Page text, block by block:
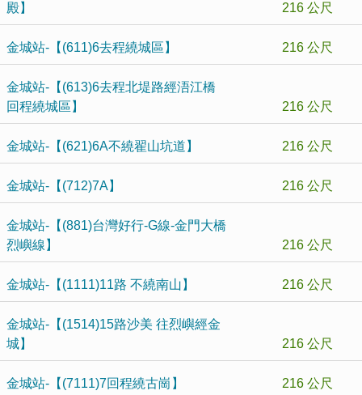
殿】
216 公尺
金城站-【(611)6去程繞城區】 216 公尺
金城站-【(613)6去程北堤路經浯江橋
回程繞城區】
216 公尺
金城站-【(621)6A不繞翟山坑道】 216 公尺
金城站-【(712)7A】 216 公尺
金城站-【(881)台灣好行-G線-金門大橋
烈嶼線】
216 公尺
金城站-【(1111)11路 不繞南山】 216 公尺
金城站-【(1514)15路沙美 往烈嶼經金
城】
216 公尺
金城站-【(7111)7回程繞古崗】 216 公尺